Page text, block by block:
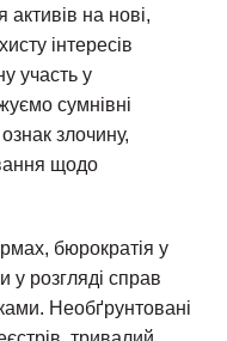
на нові,
інтересів
участь у
сумнівні
злочину,
щодо
бюрократія у
у розгляді справ
Необґрунтовані